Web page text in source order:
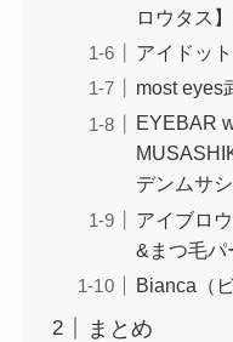
ロウタス
アイドッ
most eyes
EYEBAR
デンムサシ
アイブロ
&まつ毛パ
Bianca（
まとめ